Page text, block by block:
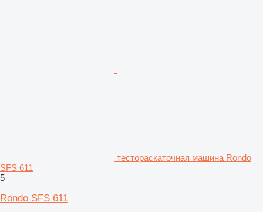
тестораскаточная машина Rondo
SFS 611
5
Rondo SFS 611